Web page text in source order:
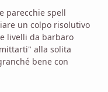
parecchie spell
un colpo risolutivo
livelli da barbaro
alla solita
bene con